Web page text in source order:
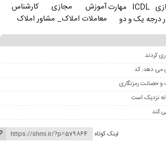
آموزش مجازی ICDL مهارت
درجه یک و دو
آموزش مجازی کارشناس
معاملات املاک_ مشاور املاک
می دهد: کد
لینک کوتاه